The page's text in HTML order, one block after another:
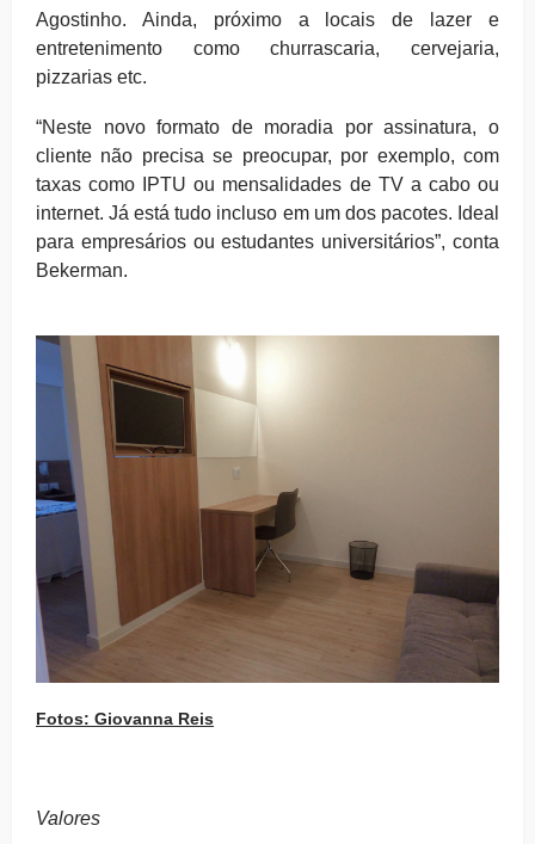
Agostinho. Ainda, próximo a locais de lazer e
entretenimento como churrascaria, cervejaria,
pizzarias etc.
“Neste novo formato de moradia por assinatura, o
cliente não precisa se preocupar, por exemplo, com
taxas como IPTU ou mensalidades de TV a cabo ou
internet. Já está tudo incluso em um dos pacotes. Ideal
para empresários ou estudantes universitários”, conta
Bekerman.
Fotos: Giovanna Reis
Valores